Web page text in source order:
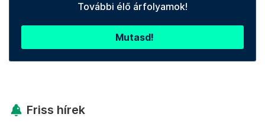
További élő árfolyamok!
Mutasd!
Friss hírek